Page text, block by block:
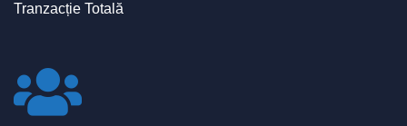
Tranzacție Totală